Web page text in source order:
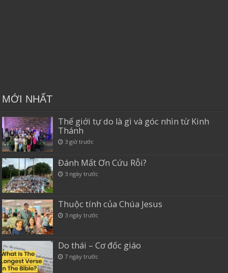
MỚI NHẤT
Thế giới tự do là gì và góc nhìn từ Kinh
Thánh
3 giờ trước
Đánh Mất Ơn Cứu Rỗi?
3 ngày trước
Thuộc tính của Chúa Jesus
3 ngày trước
Do thái – Cơ đốc giáo
7 ngày trước